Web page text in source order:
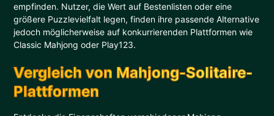
empfinden. Nutzer, die Wert auf Bestenlisten oder eine
größere Puzzlevielfalt legen, finden ihre passende Alternative
jedoch möglicherweise auf konkurrierenden Plattformen wie
Classic Mahjong oder Play123.
Vergleich von Mahjong-Solitaire-
Plattformen